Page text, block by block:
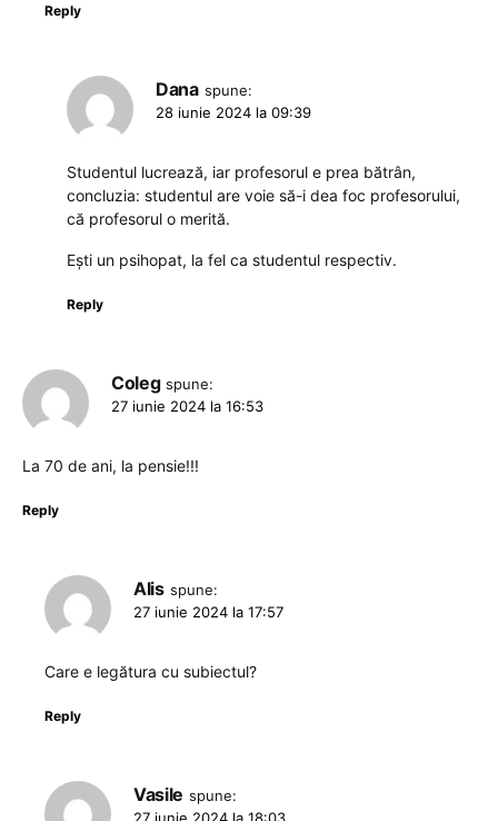
Reply
Dana spune:
28 iunie 2024 la 09:39
Studentul lucrează, iar profesorul e prea bătrân,
concluzia: studentul are voie să-i dea foc profesorului,
că profesorul o merită.
Ești un psihopat, la fel ca studentul respectiv.
Reply
Coleg spune:
27 iunie 2024 la 16:53
La 70 de ani, la pensie!!!
Reply
Alis spune:
27 iunie 2024 la 17:57
Care e legătura cu subiectul?
Reply
Vasile spune: